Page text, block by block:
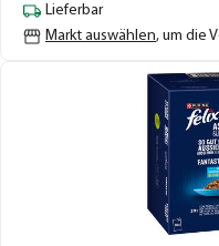
Lieferbar
Markt auswählen, um die